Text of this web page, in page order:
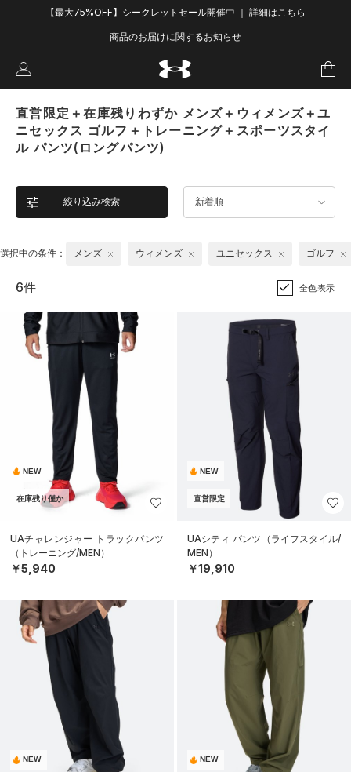
【最大75%OFF】シークレットセール開催中 ｜ 詳細はこちら
商品のお届けに関するお知らせ
直営限定＋在庫残りわずか メンズ＋ウィメンズ＋ユ
ニセックス ゴルフ＋トレーニング＋スポーツスタイ
ル パンツ(ロングパンツ)
絞り込み検索 新着順
選択中の条件： メンズ ウィメンズ ユニセックス ゴルフ
6件 全色表示
NEW
在庫残り僅か
UAチャレンジャー トラックパンツ
（トレーニング/MEN）
￥5,940
NEW
直営限定
UAシティ パンツ（ライフスタイル/
MEN）
￥19,910
NEW NEW